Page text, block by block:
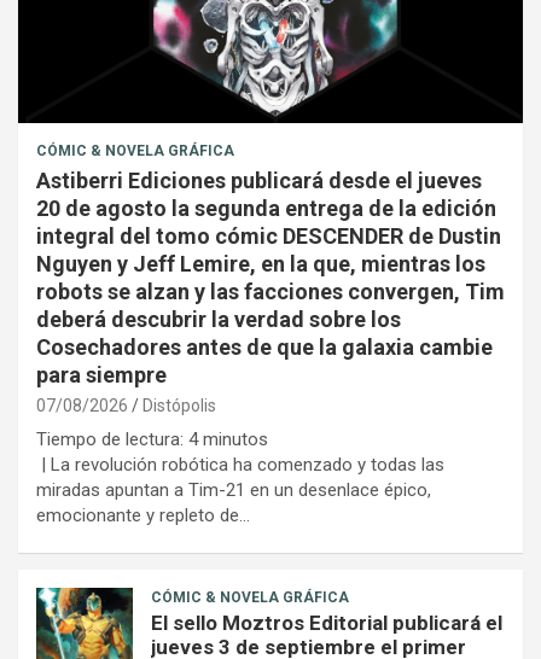
CÓMIC & NOVELA GRÁFICA
Astiberri Ediciones publicará desde el jueves
20 de agosto la segunda entrega de la edición
integral del tomo cómic DESCENDER de Dustin
Nguyen y Jeff Lemire, en la que, mientras los
robots se alzan y las facciones convergen, Tim
deberá descubrir la verdad sobre los
Cosechadores antes de que la galaxia cambie
para siempre
07/08/2026 Distópolis
Tiempo de lectura: 4 minutos
| La revolución robótica ha comenzado y todas las
miradas apuntan a Tim-21 en un desenlace épico,
emocionante y repleto de…
CÓMIC & NOVELA GRÁFICA
El sello Moztros Editorial publicará el
jueves 3 de septiembre el primer